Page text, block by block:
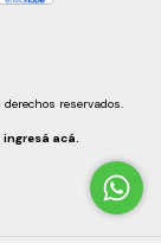
reservados.
ingresá acá.